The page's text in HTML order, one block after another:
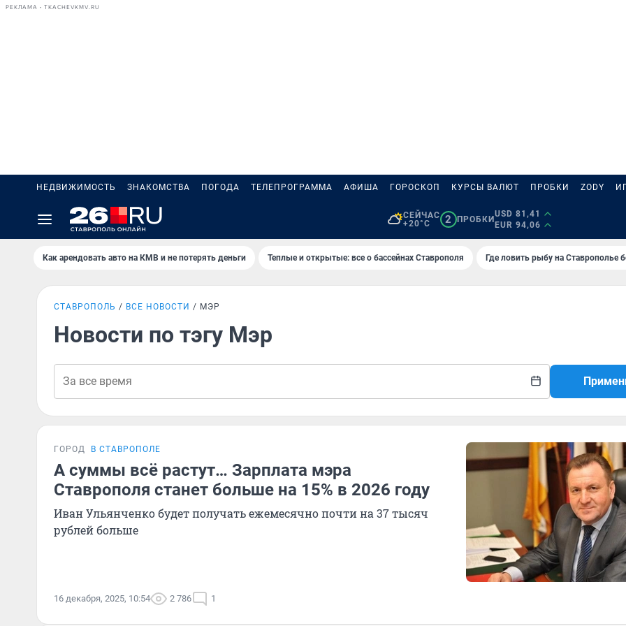
РЕКЛАМА • TKACHEVKMV.RU
НЕДВИЖИМОСТЬ ЗНАКОМСТВА ПОГОДА ТЕЛЕПРОГРАММА АФИША ГОРОСКОП КУРСЫ ВАЛЮТ ПРОБКИ ZODY
СЕЙЧАС
+20°C
2 ПРОБКИ
USD 81,41
EUR 94,06
Как арендовать авто на КМВ и не потерять деньги Теплые и открытые: все о бассейнах Ставрополя Где ловить рыбу на Ставрополье
СТАВРОПОЛЬ ВСЕ НОВОСТИ МЭР
Новости по тэгу Мэр
ГОРОД В СТАВРОПОЛЕ
А суммы всё растут… Зарплата мэра
Ставрополя станет больше на 15% в 2026 году
Иван Ульянченко будет получать ежемесячно почти на 37 тысяч
рублей больше
16 декабря, 2025, 10:54 2 786 1